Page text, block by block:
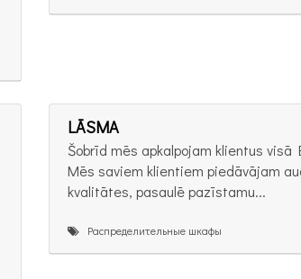
LĀSMA
Šobrīd mēs apkalpojam klientus visā
Mēs saviem klientiem piedāvājam
kvalitātes, pasaulē pazīstamu...
Распределительные шкафы